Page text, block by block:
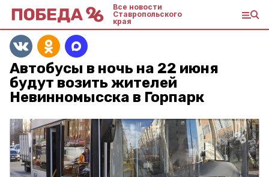
Все новости
Ставропольского
края
Автобусы в ночь на 22 июня
будут возить жителей
Невинномысска в Горпарк